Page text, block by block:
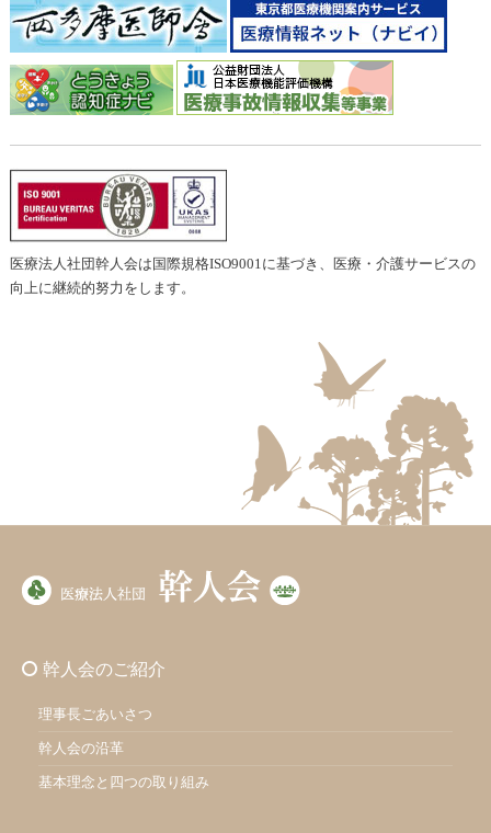
医療法人社団幹人会は国際規格ISO9001に基づき、医療・介護サービスの
向上に継続的努力をします。
幹人会のご紹介
理事長ごあいさつ
幹人会の沿革
基本理念と四つの取り組み